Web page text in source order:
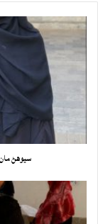
سيوهڻ